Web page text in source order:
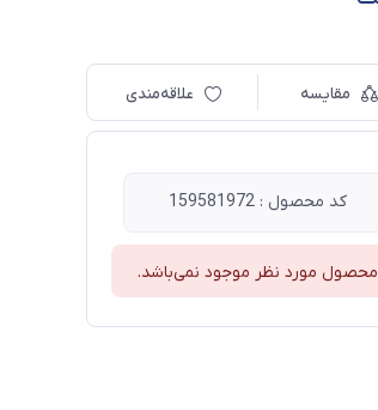
مقایسه علاقه‌مندی
کد محصول : 159581972
محصول مورد نظر موجود نمی‌باشد.